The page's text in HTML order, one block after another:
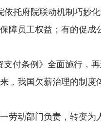
托府院联动机制巧妙
障员工权益；有的促成
付条例》全面施行，
，我国欠薪治理的制度
劳动部门负责，转变为